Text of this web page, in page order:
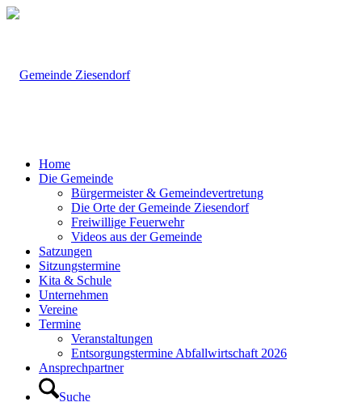
Home
Die Gemeinde
Bürgermeister & Gemeindevertretung
Die Orte der Gemeinde Ziesendorf
Freiwillige Feuerwehr
Videos aus der Gemeinde
Satzungen
Sitzungstermine
Kita & Schule
Unternehmen
Vereine
Termine
Veranstaltungen
Entsorgungstermine Abfallwirtschaft 2026
Ansprechpartner
Suche